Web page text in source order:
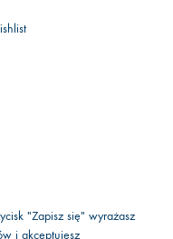
"Zapisz się" wyrażasz
i akceptujesz